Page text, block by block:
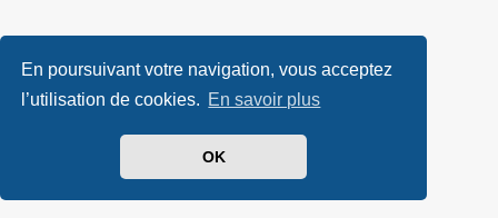
En poursuivant votre navigation, vous acceptez
l’utilisation de cookies. En savoir plus
OK